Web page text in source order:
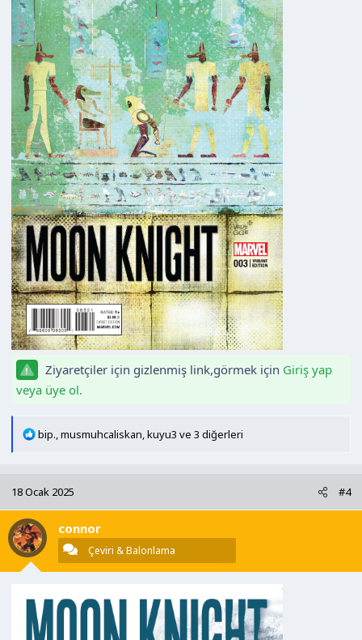
Ziyaretçiler için gizlenmiş link,görmek için Giriş yap
veya üye ol.
T
i
l
e
r
bip.,musmuhcaliskan,kuyu3 ve 3 diğerleri
18 Ocak 2025 #4
connor
Çeviri & Balonlama